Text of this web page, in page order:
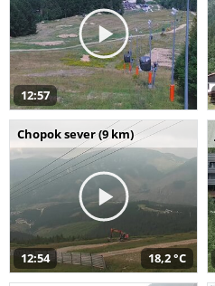
12:57
Chopok sever (9 km)
12:54 18,2 °C